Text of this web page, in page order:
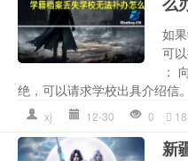
如
可
：
绝，可以请求学校出具介绍信
xj 12-30 0
新